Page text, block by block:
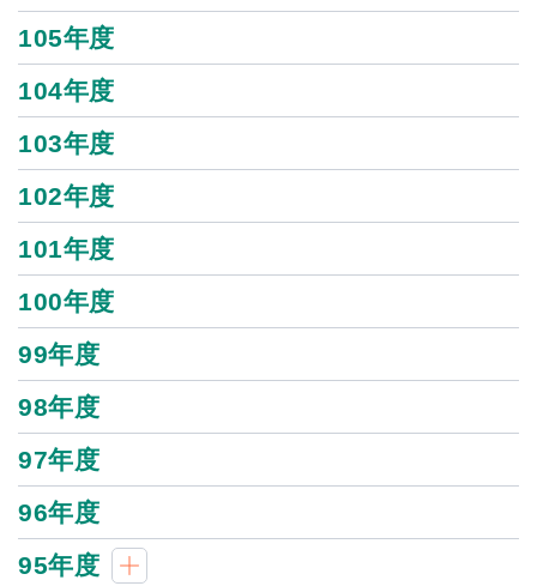
105年度
104年度
103年度
102年度
101年度
100年度
99年度
98年度
97年度
96年度
95年度